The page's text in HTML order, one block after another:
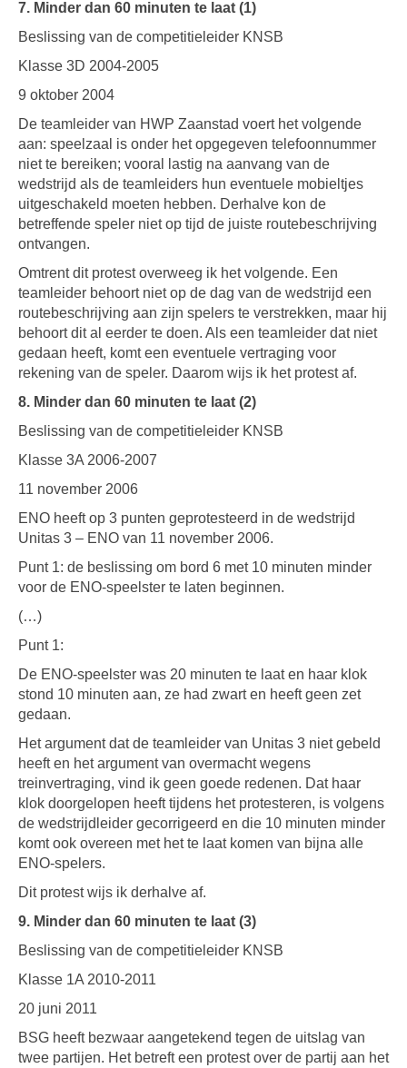
7. Minder dan 60 minuten te laat (1)
Beslissing van de competitieleider KNSB
Klasse 3D 2004-2005
9 oktober 2004
De teamleider van HWP Zaanstad voert het volgende
aan: speelzaal is onder het opgegeven telefoonnummer
niet te bereiken; vooral lastig na aanvang van de
wedstrijd als de teamleiders hun eventuele mobieltjes
uitgeschakeld moeten hebben. Derhalve kon de
betreffende speler niet op tijd de juiste routebeschrijving
ontvangen.
Omtrent dit protest overweeg ik het volgende. Een
teamleider behoort niet op de dag van de wedstrijd een
routebeschrijving aan zijn spelers te verstrekken, maar hij
behoort dit al eerder te doen. Als een teamleider dat niet
gedaan heeft, komt een eventuele vertraging voor
rekening van de speler. Daarom wijs ik het protest af.
8. Minder dan 60 minuten te laat (2)
Beslissing van de competitieleider KNSB
Klasse 3A 2006-2007
11 november 2006
ENO heeft op 3 punten geprotesteerd in de wedstrijd
Unitas 3 – ENO van 11 november 2006.
Punt 1: de beslissing om bord 6 met 10 minuten minder
voor de ENO-speelster te laten beginnen.
(…)
Punt 1:
De ENO-speelster was 20 minuten te laat en haar klok
stond 10 minuten aan, ze had zwart en heeft geen zet
gedaan.
Het argument dat de teamleider van Unitas 3 niet gebeld
heeft en het argument van overmacht wegens
treinvertraging, vind ik geen goede redenen. Dat haar
klok doorgelopen heeft tijdens het protesteren, is volgens
de wedstrijdleider gecorrigeerd en die 10 minuten minder
komt ook overeen met het te laat komen van bijna alle
ENO-spelers.
Dit protest wijs ik derhalve af.
9. Minder dan 60 minuten te laat (3)
Beslissing van de competitieleider KNSB
Klasse 1A 2010-2011
20 juni 2011
BSG heeft bezwaar aangetekend tegen de uitslag van
twee partijen. Het betreft een protest over de partij aan het